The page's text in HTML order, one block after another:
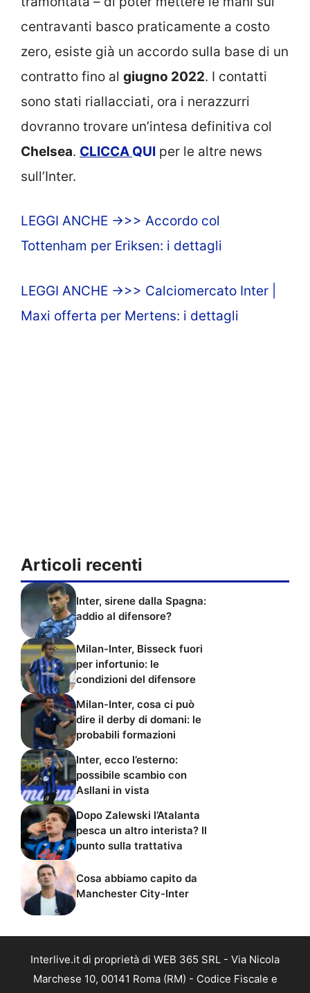
centravanti basco praticamente a costo
zero, esiste già un accordo sulla base di un
contratto fino al giugno 2022. I contatti
sono stati riallacciati, ora i nerazzurri
dovranno trovare un’intesa definitiva col
Chelsea. CLICCA QUI per le altre news
sull’Inter.
LEGGI ANCHE ->>> Accordo col
Tottenham per Eriksen: i dettagli
LEGGI ANCHE ->>> Calciomercato Inter |
Maxi offerta per Mertens: i dettagli
Articoli recenti
Inter, sirene dalla Spagna:
addio al difensore?
Milan-Inter, Bisseck fuori
per infortunio: le
condizioni del difensore
Milan-Inter, cosa ci può
dire il derby di domani: le
probabili formazioni
Inter, ecco l’esterno:
possibile scambio con
Asllani in vista
Dopo Zalewski l’Atalanta
pesca un altro interista? Il
punto sulla trattativa
Cosa abbiamo capito da
Manchester City-Inter
Interlive.it di proprietà di WEB 365 SRL - Via Nicola
Marchese 10, 00141 Roma (RM) - Codice Fiscale e